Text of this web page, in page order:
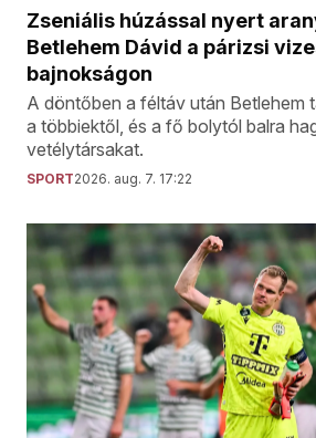
Zseniális húzással nyert
Betlehem Dávid a párizsi
bajnokságon
A döntőben a féltáv után Betlehem
a többiektől, és a fő bolytól balra
vetélytársakat.
SPORT2026. aug. 7. 17:22